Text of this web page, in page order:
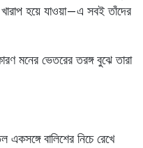
হয়ে যাওয়া—এ সবই তাঁদের
মনের ভেতরের তরঙ্গ বুঝে তারা
বালিশের নিচে রেখে